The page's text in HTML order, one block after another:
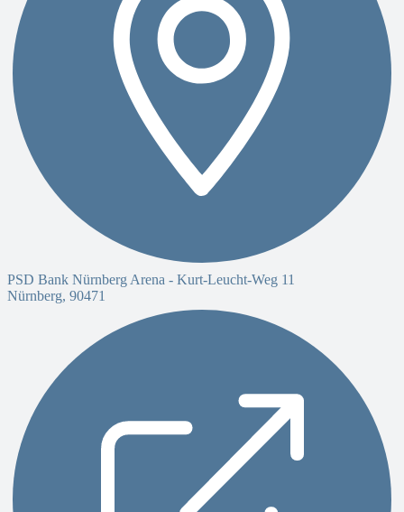
PSD Bank Nürnberg Arena - Kurt-Leucht-Weg 11
Nürnberg, 90471